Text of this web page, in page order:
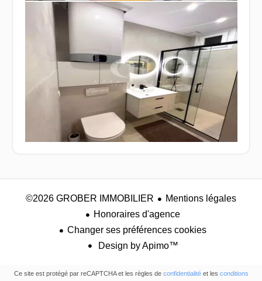
©2026 GROBER IMMOBILIER
Mentions légales
Honoraires d'agence
Changer ses préférences cookies
Design byApimo™
Ce site est protégé par reCAPTCHA et les règles de confidentialitéet les conditions